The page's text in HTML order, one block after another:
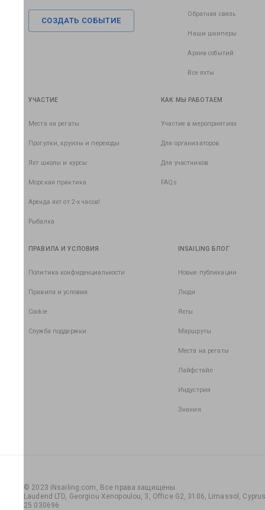
СОЗДАТЬ СОБЫТИЕ
Обратная связь
Наши шкиперы
Архив событий
Все яхты
УЧАСТИЕ
Места на регаты
Прогулки, круизы и переходы
Яхт школы и курсы
Морская практика
Аренда яхт от 2-х часов!
Рыбалка
КАК МЫ РАБОТАЕМ
Участие в мероприятиях
Для организаторов
Для участников
FAQs
ПРАВИЛА И УСЛОВИЯ
Политика конфиденциальности
Правила и условия
Cookie
Служба поддержки
INSAILING БЛОГ
Новые публикации
Люди
Яхты
Маршруты
Места на регаты
Лайфстайл
Индустрия
Знания
© 2023 iNsailing.com, Все права защищены.
Laudend LTD, Georgiou Xenopoulou, 3, Office G2, 3106, Limassol,
25 030696